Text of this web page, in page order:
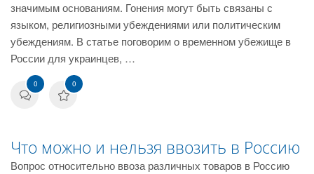
значимым основаниям. Гонения могут быть связаны с
языком, религиозными убеждениями или политическим
убеждениям. В статье поговорим о временном убежище в
России для украинцев, …
0 0
Что можно и нельзя ввозить в Россию
Вопрос относительно ввоза различных товаров в Россию